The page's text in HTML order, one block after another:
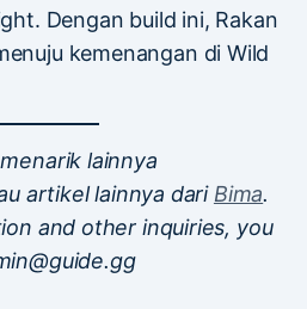
Dengan build ini, Rakan
kemenangan di Wild
lainnya
artikel lainnya dari Bima.
and other inquiries, you